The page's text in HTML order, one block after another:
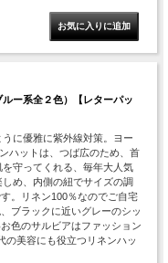
ー系全２色）【レターパッ
に優雅に紫外線対策。ヨー
ハットは、つば広のため、首
守ってくれる、毎年大人気
め、内側の紐でサイズの調
。リネン100％なのでご自宅
ブラックに近いグレーのシッ
色のサルビアはファッション
の美容にも役立つリネンハッ